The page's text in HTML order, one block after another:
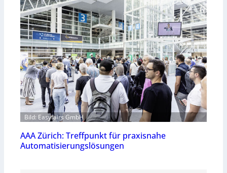
Bild: Easyfairs GmbH
AAA Zürich: Treffpunkt für praxisnahe
Automatisierungslösungen